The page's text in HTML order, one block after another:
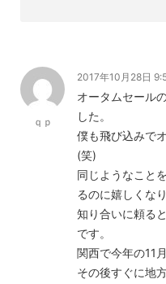
ｑｐ
2017年10月28日
オータムセール
した。
僕も飛び込みで
(笑)
同じようなこと
るのに嬉しくな
知り合いに頼る
です。
関西で今年の11
その後すぐに地